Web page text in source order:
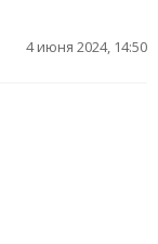
4 июня 2024, 14:50